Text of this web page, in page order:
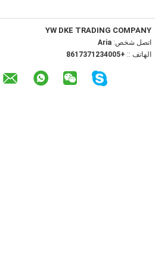
YW DKE TRADING COMPANY
اتصل شخص: Aria
الهاتف :: +8617371234005